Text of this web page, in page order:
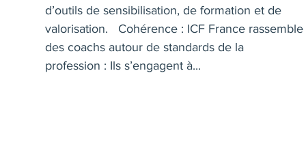
d’outils de sensibilisation, de formation et de
valorisation. Cohérence : ICF France rassemble
des coachs autour de standards de la
profession : Ils s’engagent à...